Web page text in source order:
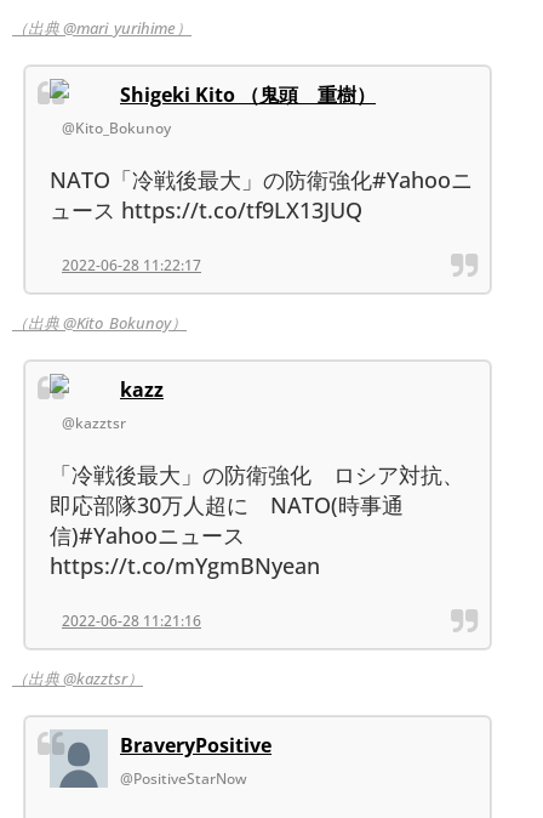
（出典 @mari_yurihime）
Shigeki Kito （鬼頭 重樹）
@Kito_Bokunoy
NATO「冷戦後最大」の防衛強化#Yahooニ
ュース https://t.co/tf9LX13JUQ
2022-06-28 11:22:17
（出典 @Kito_Bokunoy）
kazz
@kazztsr
「冷戦後最大」の防衛強化 ロシア対抗、
即応部隊30万人超に NATO(時事通
信)#Yahooニュース
https://t.co/mYgmBNyean
2022-06-28 11:21:16
（出典 @kazztsr）
BraveryPositive
@PositiveStarNow